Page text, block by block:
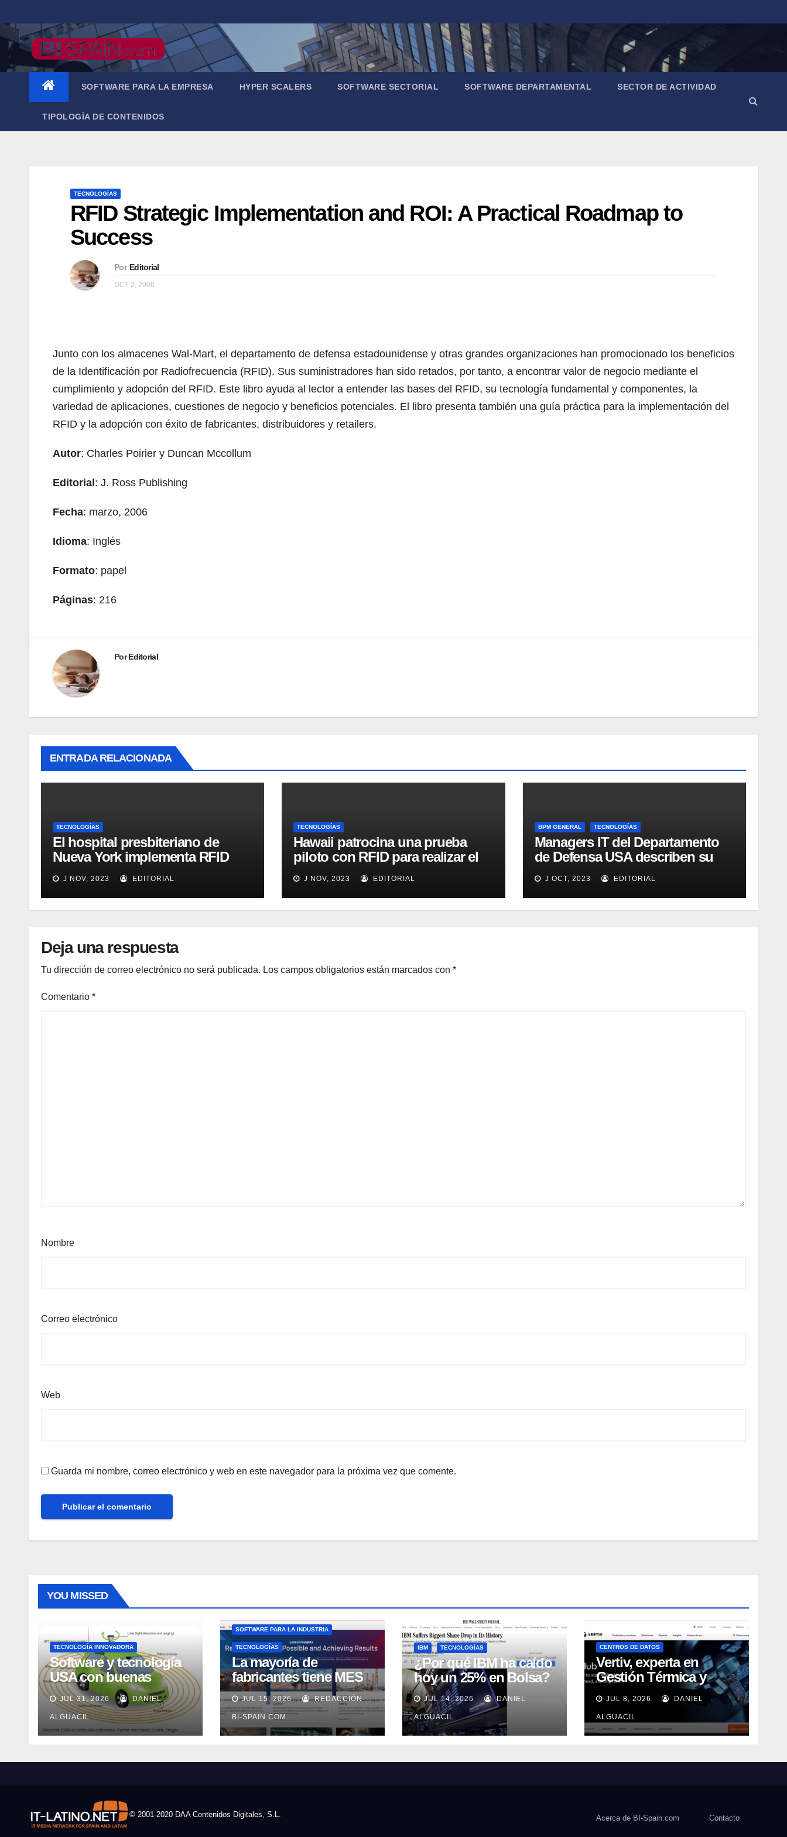
al
contenido
SOFTWARE PARA LA EMPRESA HYPER SCALERS SOFTWARE SECTORIAL SOFTWARE DEPARTAMENTAL SECTOR DE ACTIVIDAD
TIPOLOGÍA DE CONTENIDOS
TECNOLOGÍAS
RFID Strategic Implementation and ROI: A Practical Roadmap to
Success
Por Editorial
OCT 2, 2006
Junto con los almacenes Wal-Mart, el departamento de defensa estadounidense y otras grandes organizaciones han promocionado los beneficios
de la Identificación por Radiofrecuencia (RFID). Sus suministradores han sido retados, por tanto, a encontrar valor de negocio mediante el
cumplimiento y adopción del RFID. Este libro ayuda al lector a entender las bases del RFID, su tecnología fundamental y componentes, la
variedad de aplicaciones, cuestiones de negocio y beneficios potenciales. El libro presenta también una guía práctica para la implementación del
RFID y la adopción con éxito de fabricantes, distribuidores y retailers.
Autor: Charles Poirier y Duncan Mccollum
Editorial: J. Ross Publishing
Fecha: marzo, 2006
Idioma: Inglés
Formato: papel
Páginas: 216
PorEditorial
ENTRADA RELACIONADA
TECNOLOGÍAS
El hospital presbiteriano de
Nueva York implementa RFID
para mejorar el proceso de
inventario de equipamiento
médico
J NOV, 2023 EDITORIAL
TECNOLOGÍAS
Hawaii patrocina una prueba
piloto con RFID para realizar el
seguimiento y control de
alimentos
J NOV, 2023 EDITORIAL
BPM GENERAL TECNOLOGÍAS
Managers IT del Departamento
de Defensa USA describen su
implementación SOA
J OCT, 2023 EDITORIAL
Deja una respuesta
Tu dirección de correo electrónico no será publicada. Los campos obligatorios están marcados con *
Comentario *
Nombre
Correo electrónico
Web
Guarda mi nombre, correo electrónico y web en este navegador para la próxima vez que comente.
YOU MISSED
TECNOLOGÍA INNOVADORA
Software y tecnología
USA con buenas
expectativas en ventas
en los próximos 2
años, según Market
Watch
JUL 31, 2026 DANIEL
ALGUACIL
SOFTWARE PARA LA INDUSTRIA
TECNOLOGÍAS
La mayoría de
fabricantes tiene MES
pero no lo usa
adecuadamente, según
Rockwell Automation
JUL 15, 2026 REDACCIÓN
BI-SPAIN.COM
IBM TECNOLOGÍAS
¿Por qué IBM ha caído
hoy un 25% en Bolsa?
JUL 14, 2026 DANIEL
ALGUACIL
CENTROS DE DATOS
Vertiv, experta en
Gestión Térmica y
energía de Centros de
Datos, sigue su
crecimiento imparable
JUL 8, 2026 DANIEL
ALGUACIL
© 2001-2020 DAA Contenidos Digitales, S.L. Acerca de BI-Spain.com Contacto